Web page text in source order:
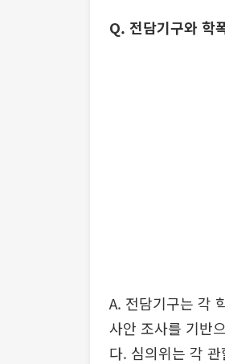
Q. 전담기구와 학
A. 전담기구는 각
사안 조사를 기반
다. 심의위는 각